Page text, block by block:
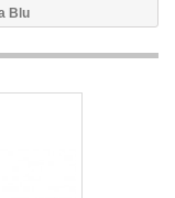
Blu